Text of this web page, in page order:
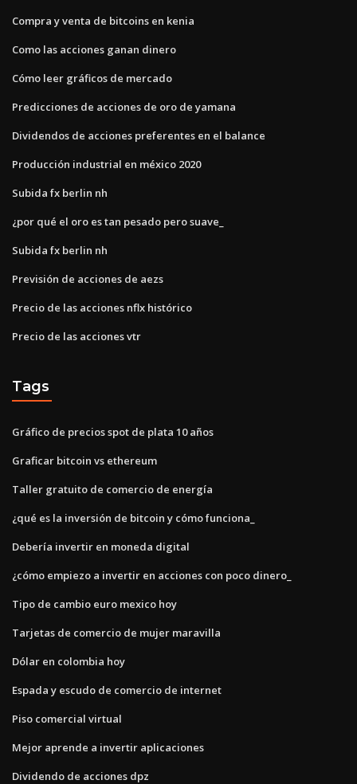
Compra y venta de bitcoins en kenia
Como las acciones ganan dinero
Cómo leer gráficos de mercado
Predicciones de acciones de oro de yamana
Dividendos de acciones preferentes en el balance
Producción industrial en méxico 2020
Subida fx berlin nh
¿por qué el oro es tan pesado pero suave_
Subida fx berlin nh
Previsión de acciones de aezs
Precio de las acciones nflx histórico
Precio de las acciones vtr
Tags
Gráfico de precios spot de plata 10 años
Graficar bitcoin vs ethereum
Taller gratuito de comercio de energía
¿qué es la inversión de bitcoin y cómo funciona_
Debería invertir en moneda digital
¿cómo empiezo a invertir en acciones con poco dinero_
Tipo de cambio euro mexico hoy
Tarjetas de comercio de mujer maravilla
Dólar en colombia hoy
Espada y escudo de comercio de internet
Piso comercial virtual
Mejor aprende a invertir aplicaciones
Dividendo de acciones dpz